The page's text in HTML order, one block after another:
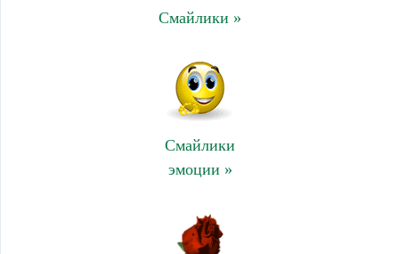
Смайлики »
Смайлики
эмоции »